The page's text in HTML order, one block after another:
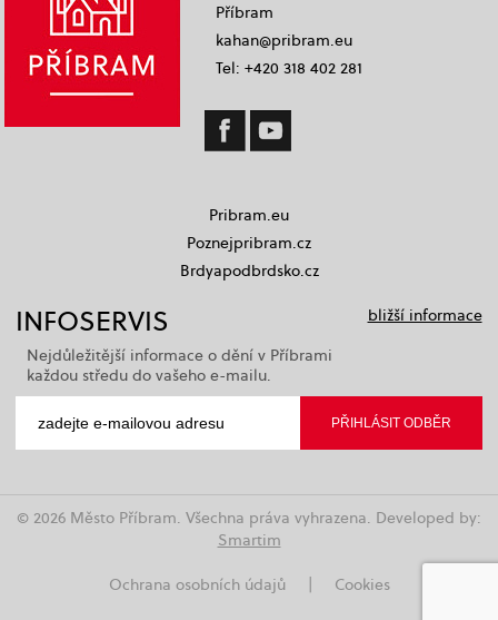
Příbram
kahan@pribram.eu
Tel: +420 318 402 281
Pribram.eu
Poznejpribram.cz
Brdyapodbrdsko.cz
INFOSERVIS
bližší informace
Nejdůležitější informace o dění v Příbrami
každou středu do vašeho e-mailu.
© 2026 Město Příbram. Všechna práva vyhrazena. Developed by:
Smartim
Ochrana osobních údajů
Cookies